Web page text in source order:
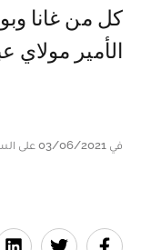
كل من غانا
الأمير مولاي
في 03/06/2021 على الساعة 22:00